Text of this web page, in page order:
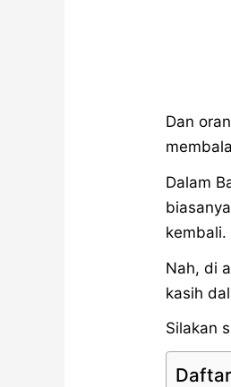
Dan
Dalam
kembali.
Nah, di
kasih
Silakan